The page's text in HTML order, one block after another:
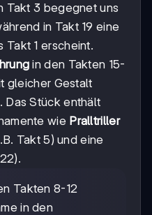
Takt 3 begegnet uns
in Takt 19 eine
Takt 1 erscheint.
in den Takten 15-
gleicher Gestalt
Das Stück enthält
wie Pralltriller
Takt 5) und eine
Takten 8-12
in den